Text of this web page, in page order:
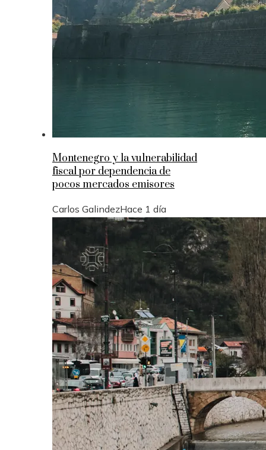
Montenegro y la vulnerabilidad
fiscal por dependencia de
pocos mercados emisores
Carlos GalindezHace 1 día